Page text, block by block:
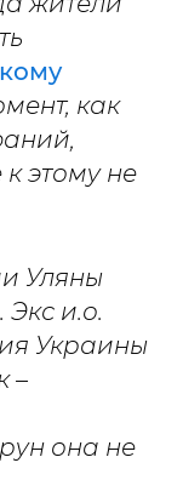
как
этому не
Уляны
. Экс и.о.
Украины
–
она не